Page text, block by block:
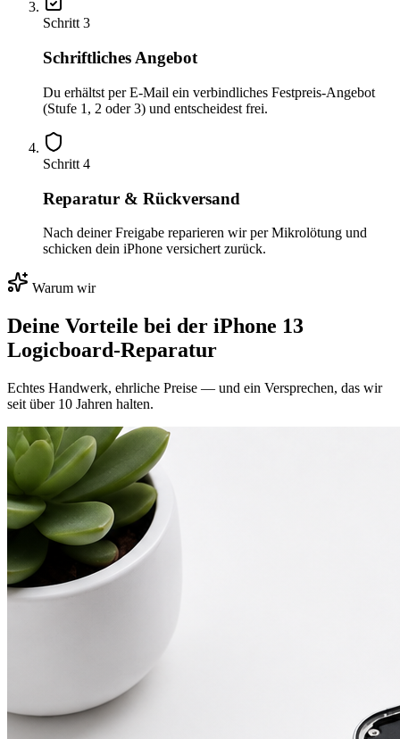
Schritt3
Schriftliches Angebot
Du erhältst per E-Mail ein verbindliches Festpreis-Angebot
(Stufe 1, 2 oder 3) und entscheidest frei.
Schritt 4
Reparatur & Rückversand
Nach deiner Freigabe reparieren wir per Mikrolötung und
schicken dein iPhone versichert zurück.
Warum wir
Deine Vorteile bei der iPhone 13
Logicboard-Reparatur
Echtes Handwerk, ehrliche Preise — und ein Versprechen, das wir
seit über 10 Jahren halten.